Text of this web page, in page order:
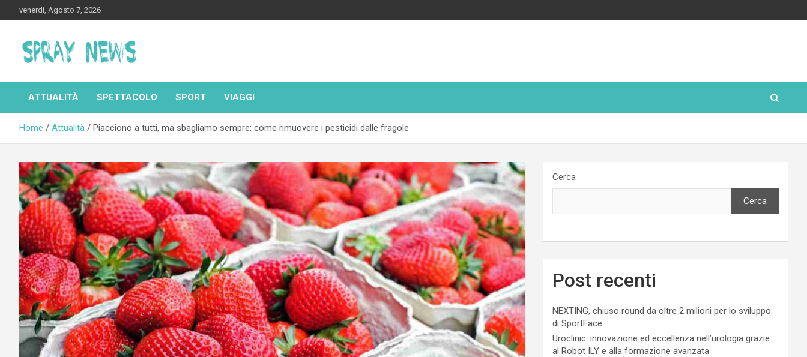
to
venerdì, Agosto 7, 2026
Spraynews.it
ATTUALITÀ SPETTACOLO SPORT VIAGGI
Home Attualità Piacciono a tutti, ma sbagliamo sempre: come rimuovere i pesticidi dalle fragole
Cerca
Cerca
Post recenti
NEXTING, chiuso round da oltre 2 milioni per lo sviluppo
di SportFace
Uroclinic: innovazione ed eccellenza nell’urologia grazie
al Robot ILY e alla formazione avanzata